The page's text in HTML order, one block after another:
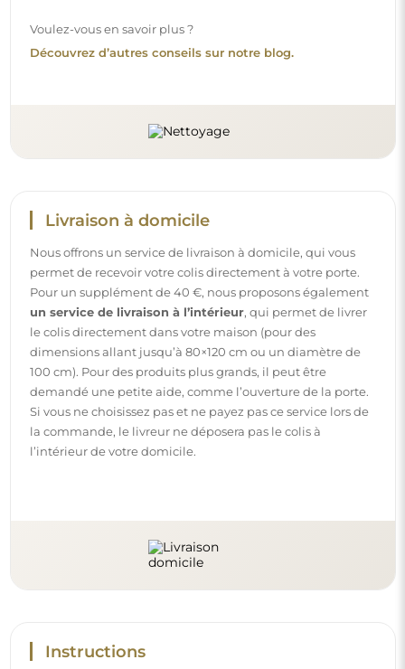
demandé une petite aide, comme l’ouverture de la porte.
Si vous ne choisissez pas et ne payez pas ce service lors de
Instructions
Pour rendre le montage et l’utilisation de notre miroir
simples et sans souci, nous avons préparé des instructions
détaillées pour vous. Vous y trouverez toutes les étapes
nécessaires pour un montage correct du miroir, ainsi que
des conseils pour son entretien, nettoyage et
maintenance, afin de profiter de son aspect parfait
pendant longtemps.
Suivez-nous et restez informé